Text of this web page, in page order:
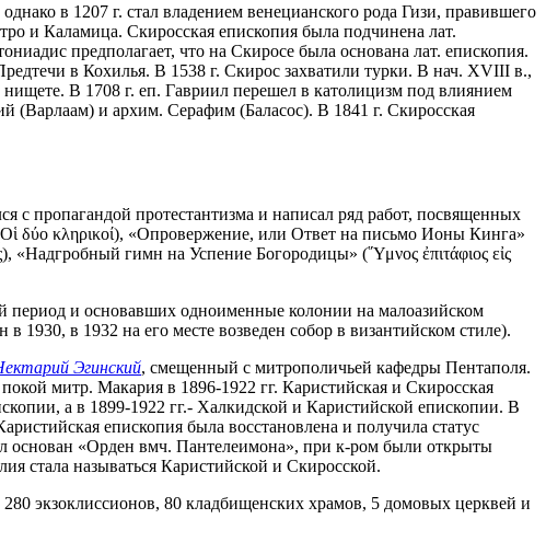
в 1207 г. стал владением венецианского рода Гизи, правившего
и Каламица. Скиросская епископия была подчинена лат.
предполагает, что на Скиросе была основана лат. епископия.
в Кохилья. В 1538 г. Скирос захватили турки. В нач. XVIII в.,
В 1708 г. еп. Гавриил перешел в католицизм под влиянием
и архим. Серафим (Баласос). В 1841 г. Скиросская
пропагандой протестантизма и написал ряд работ, посвященных
δύο κληρικοί), «Опровержение, или Ответ на письмо Ионы Кинга»
«Надгробный гимн на Успение Богородицы» (῞Υμνος ἐπιτάφιος εἰς
период и основавших одноименные колонии на малоазийском
в 1932 на его месте возведен собор в византийском стиле).
Эгинский, смещенный с митрополичьей кафедры Пентаполя.
митр. Макария в 1896-1922 гг. Каристийская и Скиросская
а в 1899-1922 гг.- Халкидской и Каристийской епископии. В
епископия была восстановлена и получила статус
«Орден вмч. Пантелеимона», при к-ром были открыты
стала называться Каристийской и Скиросской.
экзоклиссионов, 80 кладбищенских храмов, 5 домовых церквей и